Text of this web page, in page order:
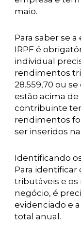
maio.
Para saber se
IRPF é
individual
rendimentos
28.559,70 ou
estão acima de
contribuinte
rendimentos
ser inseridos
Identificando
Para identificar
tributáveis e
negócio, é
evidenciado e
total anual.